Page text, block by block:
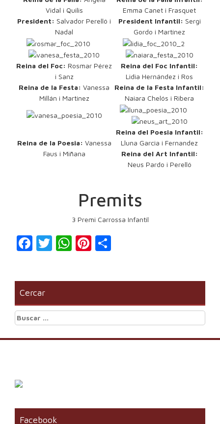
Vidal i Quilis
President: Salvador Perelló i
Nadal
Emma Canet i Frasquet
President Infantil: Sergi
Gordo i Martí­nez
Reina del Foc: Rosmar Pérez
i Sanz
Reina de la Festa: Vanessa
Millán i Martinez
Reina del Foc Infantil:
Lidia Hernández i Ros
Reina de la Festa Infantil:
Naiara Chelós i Ribera
Reina de la Poesia: Vanessa
Faus i Miñana
Reina del Poesia Infantil:
Lluna Garcia i Fernandez
Reina del Art Infantil:
Neus Pardo i Perelló
Premits
3 Premi Carrossa Infantil
Facebook
Twitter
WhatsApp
Pinterest
Cercar
Buscar:
Facebook